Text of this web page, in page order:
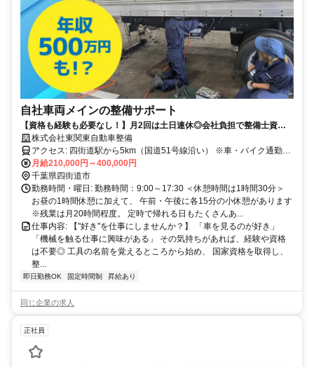
自社車両メインの整備サポート
【資格も経験も必要なし！】月2回は土日連休◎会社負担で整備士資格
を取得できる！賞与年2回・年収500万円以上も目指せます！
株式会社東関東自動車整備
アクセス: 四街道駅から5km（国道51号線沿い） ※車・バイク通勤
OK！ ※駐車場完備 車の運転が好きで、毎日1時間以上かけて 車通勤
するスタッフもいますよ！
月給210,000円～400,000円
千葉県四街道市
勤務時間・曜日: 勤務時間：9:00～17:30 ＜休憩時間は1時間30分＞
お昼の1時間休憩に加えて、 午前・午後に各15分の小休憩があります
※残業は月20時間程度。 定時で帰れる日もたくさんあ...
仕事内容: 【"好き"を仕事にしませんか？】 「車を見るのが好き」
「機械を触る仕事に興味がある」 その気持ちがあれば、経験や資格
は不要◎ 工具の名前を覚えるところから始め、 国家資格を取得し、
整...
即日勤務OK 固定時間制 昇給あり
同じ企業の求人
正社員